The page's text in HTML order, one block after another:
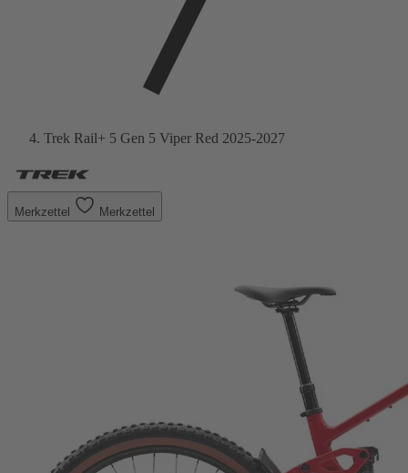
Trek Rail+ 5 Gen 5 Viper Red 2025-2027
Merkzettel Merkzettel